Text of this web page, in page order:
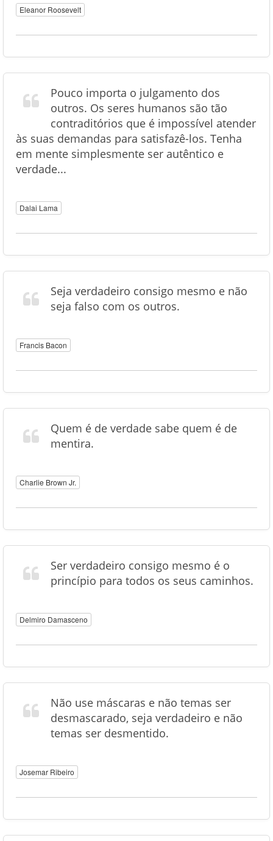
Eleanor Roosevelt
Pouco importa o julgamento dos
outros. Os seres humanos são tão
contraditórios que é impossível atender
às suas demandas para satisfazê-los. Tenha
em mente simplesmente ser autêntico e
verdade...
Dalai Lama
Seja verdadeiro consigo mesmo e não
seja falso com os outros.
Francis Bacon
Quem é de verdade sabe quem é de
mentira.
Charlie Brown Jr.
Ser verdadeiro consigo mesmo é o
princípio para todos os seus caminhos.
Delmiro Damasceno
Não use máscaras e não temas ser
desmascarado, seja verdadeiro e não
temas ser desmentido.
Josemar Ribeiro